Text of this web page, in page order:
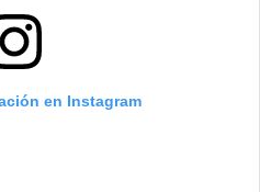
en Instagram